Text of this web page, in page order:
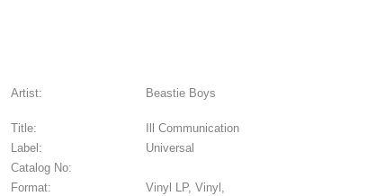
Artist: Beastie Boys
Title:
Ill Communication
Label:
Universal
Catalog No:
Format:
Vinyl LP, Vinyl,